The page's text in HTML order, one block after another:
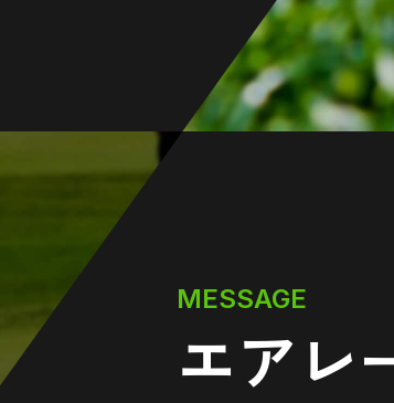
MESSAGE
エアレ